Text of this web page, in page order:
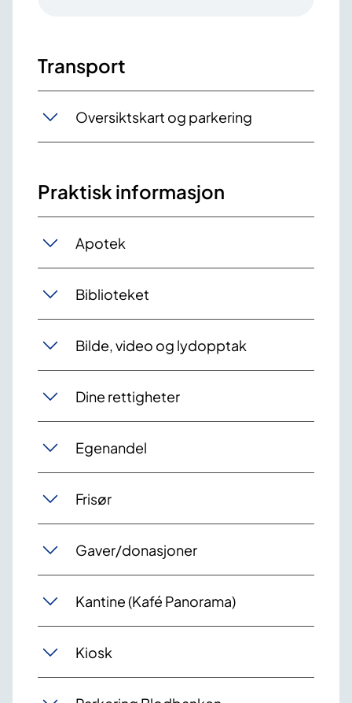
Transport
Oversiktskart og parkering
Praktisk informasjon
Apotek
Biblioteket
Bilde, video og lydopptak
Dine rettigheter
Egenandel
Frisør
Gaver/donasjoner
Kantine (Kafé Panorama)
Kiosk